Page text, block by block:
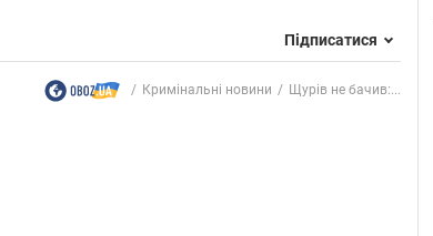
Підписатися
Кримінальні новини Щурів не бачив:...